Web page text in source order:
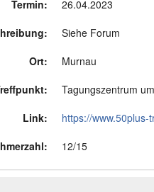
Termin:
26.04.2023
Siehe Forum
Ort:
Murnau
Tagungszentrum
Link:
https://
12/15